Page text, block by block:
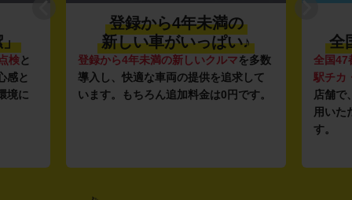
」
検と
感と
境に
登録から4年未満の
新しい車がいっぱい♪
登録から4年未満の新しいクルマを多数
導入し、快適な車両の提供を追求して
います。もちろん追加料金は0円です。
全
全国47
駅チカ
店舗で
用いた
す。